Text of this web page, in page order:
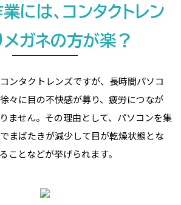
には、コンタクトレン
メガネの方が楽？
ンタクトレンズですが、長時間パソコ
々に目の不快感が募り、疲労につなが
ません。その理由として、パソコンを集
まばたきが減少して目が乾燥状態とな
ことなどが挙げられます。